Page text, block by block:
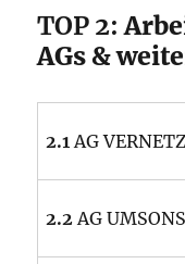
TOP 2:
AGs &
2.1AG
2.2AG